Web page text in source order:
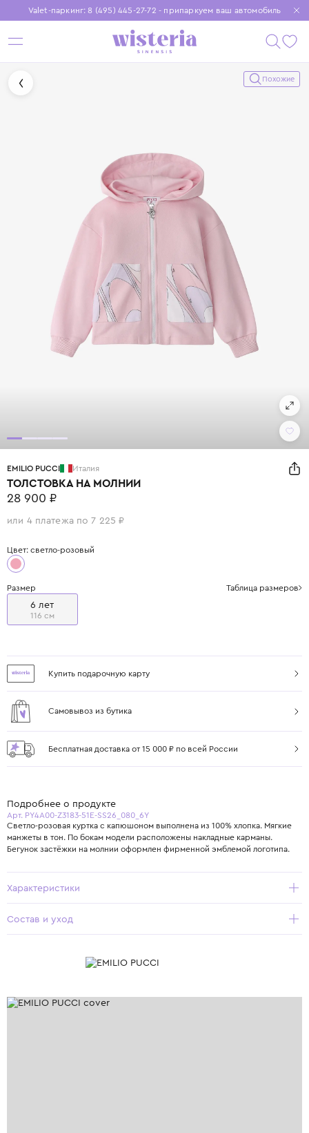
Valet-паркинг: 8 (495) 445-27-72 - припаркуем ваш автомобиль
Бесплатная доставка при заказе от 15 000 ₽
Установите приложение, чтобы покупки были еще удобнее
Похожие
EMILIO PUCCI Италия
ТОЛСТОВКА НА МОЛНИИ
28 900 ₽
или 4 платежа по 7 225 ₽
Цвет: светло-розовый
Размер Таблица размеров
6 лет
116 см
Купить подарочную карту
Самовывоз из бутика
Бесплатная доставка от 15 000 ₽ по всей России
Подробнее о продукте
Арт. PY4A00-Z3183-51E-SS26_080_6Y
Светло-розовая куртка с капюшоном выполнена из 100% хлопка. Мягкие
манжеты в тон. По бокам модели расположены накладные карманы.
Бегунок застёжки на молнии оформлен фирменной эмблемой логотипа.
Характеристики
Состав и уход